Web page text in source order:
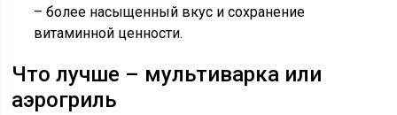
– более насыщенный вкус и сохранение
витаминной ценности.
Что лучше – мультиварка или
аэрогриль